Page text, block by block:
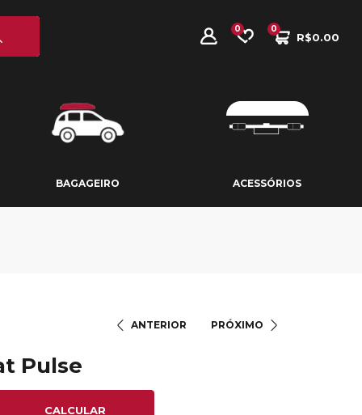
0
R$0.00
0
BAGAGEIRO ACESSÓRIOS
ANTERIOR PRÓXIMO
Pulse
CALCULAR